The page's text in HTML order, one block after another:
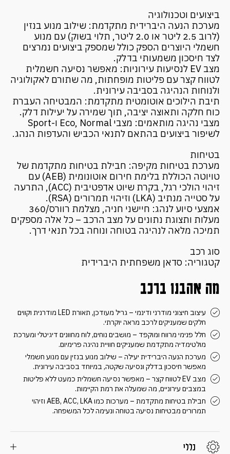
ביצועים וטכנולוגיה
מערכת הנעה היברידית מתקדמת: שילוב מנוע בנזין
(לרוב 2.5 ליטר או 2.0 ליטר, תלוי בשוק) עם מנוע
חשמלי היוצרים הספק כולל שמספק ביצועים נמרצים
לצד חיסכון משמעותי בדלק.
מצב EV לנסיעות עירוניות: מאפשר נסיעה חשמלית
לטווח קצר עם פליטות מופחתות, מה שתורם לאקולוגיה
ולנוחות הנהיגה בסביבה עירונית.
תיבת הילוכים אוטומטית מתקדמת: המבטיחה העברת
כוח חלקה ותאוצה יציבה, תוך שמירה על יעילות דלק.
מצבי נהיגה מותאמים: מצבי Eco, Normal ו-Sport
לשיפור ביצועים בהתאם לתנאי הכביש והעדפות הנהג.
בטיחות
מערכת בטיחות מקיפה: חבילת בטיחות מתקדמת של
טויוטה הכוללת בלימת חירום אוטונומית (AEB) עם
זיהוי הולכי רגל, בקרת שיוט אדפטיבית (ACC), התרעה
על סטייה מנתיב (LKA) וזיהוי תמרורים (RSA).
אמצעי סיוע לנהג: חיישני חניה, מצלמת רוורס/360
מעלות ותצוגת נתונים על מצב הרכב – כל אלה מספקים
תמיכה מלאה לנהיגה בטוחה ונוחה בכל תנאי דרך.
סוג רכב
קטגוריה: סדאן משפחתית היברידית
מה אהבנו ברכב
עיצוב חיצוני מודרני ודינמי – גריל מעודכן, תאורת LED מודרנית וקווים
חלקים שמעניקים לרכב מראה יוקרתי.
חלל פנימי מרווח ומוקפד – מושבים נוחים, לוח מחוונים דיגיטלי ומערכת
מולטימדיה מתקדמת שמעניקים חוויית נהיגה פרימיום.
מערכת הנעה היברידית יעילה – שילוב מנוע בנזין עם מנוע חשמלי
מאפשר חיסכון בדלק ונסיעה שקטה, במיוחד בסביבה עירונית.
מצב EV לטווח קצר – מאפשר נסיעה חשמלית כמעט ללא פליטות
במצבים עירוניים, מה שמעלה את רמת הקיימות.
חבילת בטיחות מתקדמת – מערכות כמו AEB, ACC, LKA וזיהוי
תמרורים מבטיחות נסיעה בטוחה ונעימה לכל המשפחה.
כללי